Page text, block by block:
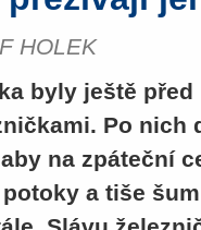
HOLEK
byly ještě
Po nich
na zpáteční
a tiše